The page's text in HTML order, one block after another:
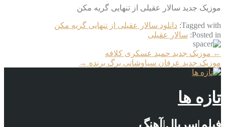
موزیک جدید سالار عقیلی از تنهایی گریه مکن
Tagged with: دانلود سالار عقیلی از تنهایی گریه مکن
Posted in: سالار عقیلی
More
Articles
← موزیک جدید حمید عسکری کلافه
موزیک جدید عرفان سیاوشانی برگ برنده →
تازه ها